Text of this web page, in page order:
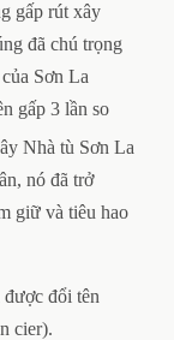
gấp rút xây
đã chú trọng
Sơn La
gấp 3 lần so
Nhà tù Sơn La
nó đã trở
giữ và tiêu hao
đổi tên
cier).